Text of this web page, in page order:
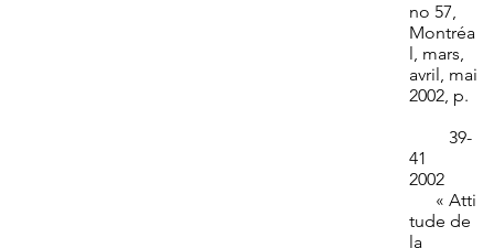
no 57,
Montréa
l, mars,
avril, mai
2002, p.
39-
41
2002
« Atti
tude de
la